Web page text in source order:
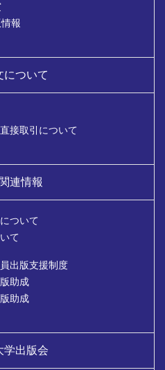
報
について
接取引について
連情報
ついて
て
出版支援制度
助成
助成
学出版会